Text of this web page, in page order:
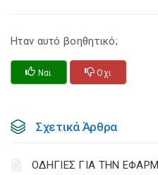
Ηταν αυτό βοηθητικό;
Ναι Οχι
Σχετικά Άρθρα
ΟΔΗΓΙΕΣ ΓΙΑ ΤΗΝ